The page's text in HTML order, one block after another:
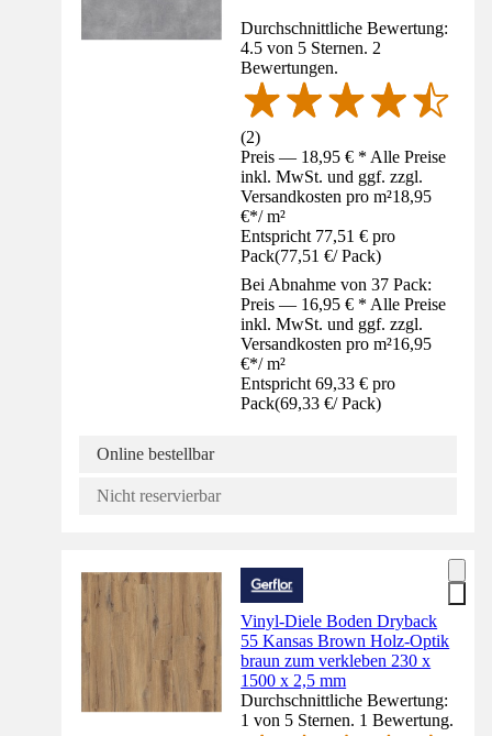
Durchschnittliche Bewertung:
4.5 von 5 Sternen. 2
Bewertungen.
(2)
Preis — 18,95 € * Alle Preise
inkl. MwSt. und ggf. zzgl.
Versandkosten pro m²18,95
€*/ m²
Entspricht 77,51 € pro
Pack(77,51 €/ Pack)
Bei Abnahme von 37 Pack:
Preis — 16,95 € * Alle Preise
inkl. MwSt. und ggf. zzgl.
Versandkosten pro m²16,95
€*/ m²
Entspricht 69,33 € pro
Pack(69,33 €/ Pack)
Online bestellbar
Nicht reservierbar
Vinyl-Diele Boden Dryback
55 Kansas Brown Holz-Optik
braun zum verkleben 230 x
1500 x 2,5 mm
Durchschnittliche Bewertung:
1 von 5 Sternen. 1 Bewertung.